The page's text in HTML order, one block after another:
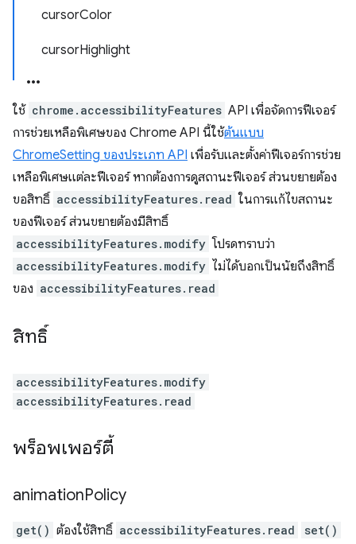
cursorColor
cursorHighlight
ใช้ chrome.accessibilityFeatures API เพื่อจัดการฟีเจอร์
การช่วยเหลือพิเศษของ Chrome API นี้ใช้ต้นแบบ
ChromeSetting ของประเภท API เพื่อรับและตั้งค่าฟีเจอร์การช่วย
เหลือพิเศษแต่ละฟีเจอร์ หากต้องการดูสถานะฟีเจอร์ ส่วนขยายต้อง
ขอสิทธิ์ accessibilityFeatures.read ในการแก้ไขสถานะ
ของฟีเจอร์ ส่วนขยายต้องมีสิทธิ์
accessibilityFeatures.modify โปรดทราบว่า
accessibilityFeatures.modify ไม่ได้บอกเป็นนัยถึงสิทธิ์
ของ accessibilityFeatures.read
สิทธิ์
accessibilityFeatures.modify
accessibilityFeatures.read
พร็อพเพอร์ตี้
animationPolicy
get() ต้องใช้สิทธิ์ accessibilityFeatures.read set()